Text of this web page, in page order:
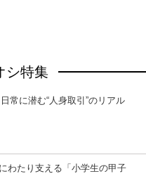
シ特集
常に潜む“人身取引”のリアル
わたり支える「小学生の甲子